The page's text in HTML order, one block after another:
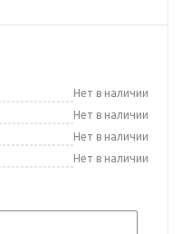
Нет в наличии
Нет в наличии
Нет в наличии
Нет в наличии